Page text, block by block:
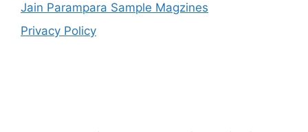
Jain Parampara Sample Magzines
Privacy Policy